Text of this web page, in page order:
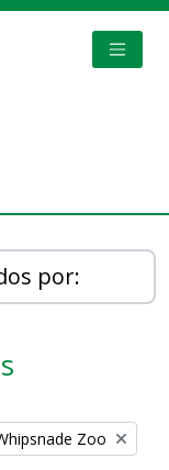
por:
filter:Zoo